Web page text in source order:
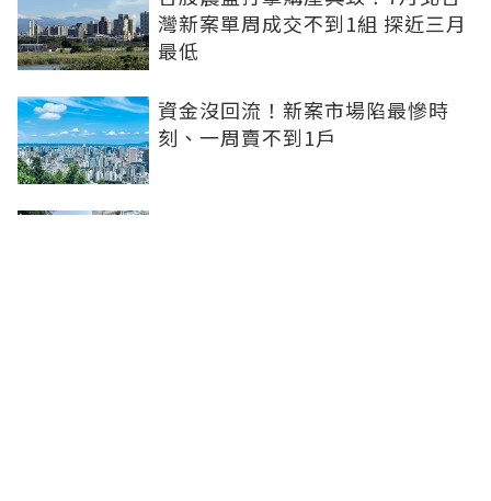
灣新案單周成交不到1組 探近三月
最低
資金沒回流！新案市場陷最慘時
刻、一周賣不到1戶